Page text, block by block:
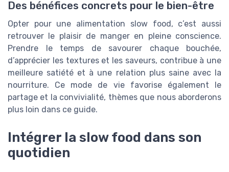
Des bénéfices concrets pour le bien-être
Opter pour une alimentation slow food, c’est aussi
retrouver le plaisir de manger en pleine conscience.
Prendre le temps de savourer chaque bouchée,
d’apprécier les textures et les saveurs, contribue à une
meilleure satiété et à une relation plus saine avec la
nourriture. Ce mode de vie favorise également le
partage et la convivialité, thèmes que nous aborderons
plus loin dans ce guide.
Intégrer la slow food dans son
quotidien